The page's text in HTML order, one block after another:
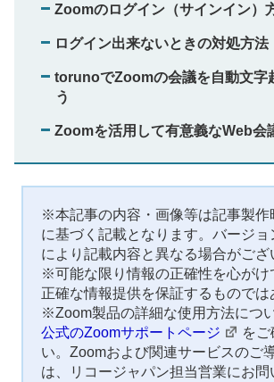
Zoomのログイン（サインイン）
ログイン出来ないときの対処方法
torunoでZoomの会議を自動文字
う
Zoomを活用して有意義なWeb会
※本記事の内容・画像等は記事製作
に基づく記載となります。バージ
により記載内容と異なる場合がござ
※可能な限り情報の正確性を心がけ
正確な情報提供を保証するものでは
※Zoom製品の詳細な使用方法につい
公式のZoomサポートページ
をご
い。Zoomおよび関連サービスのご
は、リコージャパン担当営業にお